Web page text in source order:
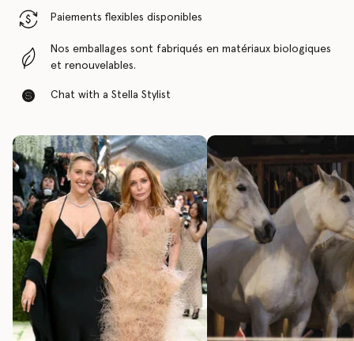
Paiements flexibles disponibles
Nos emballages sont fabriqués en matériaux biologiques
et renouvelables.
Chat with a Stella Stylist